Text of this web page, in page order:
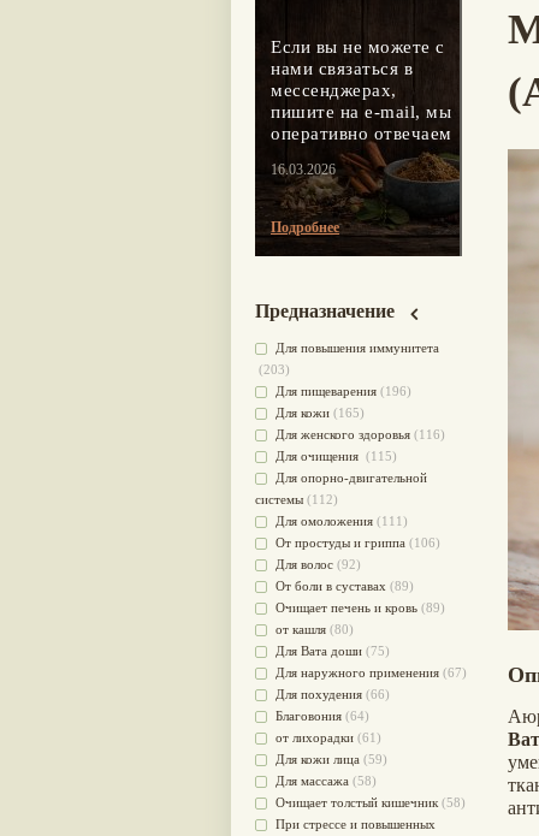
Если вы не можете с
нами связаться в
мессенджерах,
пишите на e-mail, мы
оперативно отвечаем
16.03.2026
Подробнее
Предназначение
Для повышения иммунитета
(203)
Для пищеварения (196)
Для кожи (165)
Для женского здоровья (116)
Для очищения (115)
Для опорно-двигательной
системы (112)
Для омоложения (111)
От простуды и гриппа (106)
Для волос (92)
От боли в суставах (89)
Очищает печень и кровь (89)
от кашля (80)
Для Вата доши (75)
Для наружного применения (67)
Для похудения (66)
Благовония (64)
от лихорадки (61)
Для кожи лица (59)
Для массажа (58)
Очищает толстый кишечник (58)
При стрессе и повышенных